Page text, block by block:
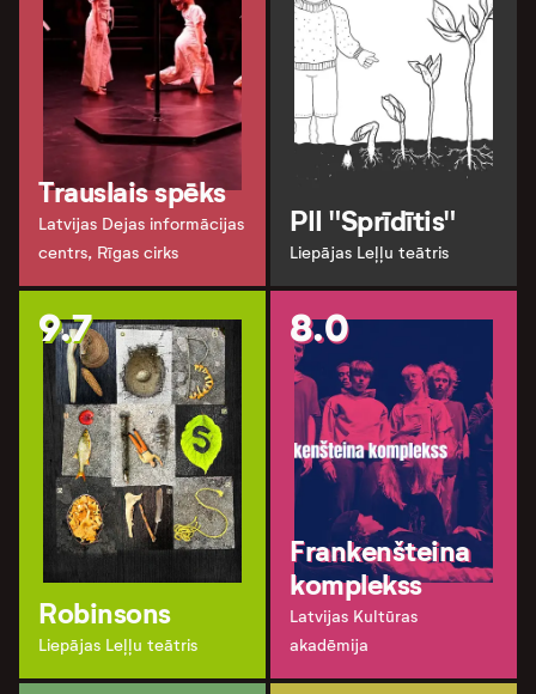
Trauslais spēks
Latvijas Dejas informācijas
centrs, Rīgas cirks
PII "Sprīdītis"
Liepājas Leļļu teātris
9.7
Robinsons
Liepājas Leļļu teātris
8.0
Frankenšteina
komplekss
Latvijas Kultūras
akadēmija